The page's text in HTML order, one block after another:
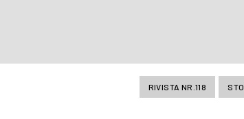
RIVISTA NR.118